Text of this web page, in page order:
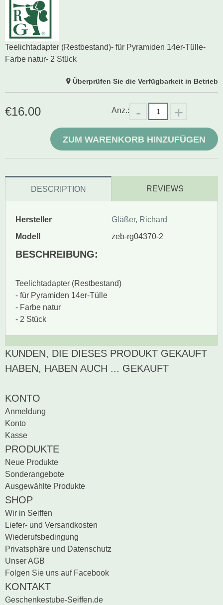
Teelichtadapter (Restbestand)- für Pyramiden 14er-Tülle-
Farbe natur- 2 Stück
Überprüfen Sie die Verfügbarkeit in Betrieb
€16.00 Anz.:
ZUM WARENKORB HINZUFÜGEN
DESCRIPTION REVIEWS
Hersteller
Gläßer, Richard
Modell
zeb-rg04370-2
BESCHREIBUNG:
Teelichtadapter (Restbestand)
- für Pyramiden 14er-Tülle
- Farbe natur
- 2 Stück
BEWERTUNG SCHREIBEN
Zur Zeit gibt es keine
Produktrezensionen.
KUNDEN, DIE DIESES PRODUKT GEKAUFT
HABEN, HABEN AUCH ... GEKAUFT
KONTO
Anmeldung
Konto
Kasse
PRODUKTE
Neue Produkte
Sonderangebote
Ausgewählte Produkte
SHOP
Wir in Seiffen
Liefer- und Versandkosten
Wiederufsbedingung
Privatsphäre und Datenschutz
Unser AGB
Folgen Sie uns auf Facebook
KONTAKT
Geschenkestube-Seiffen.de